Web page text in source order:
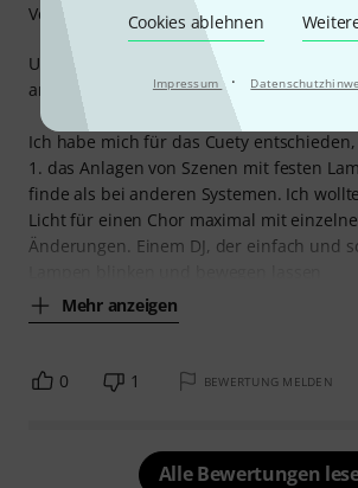
Cookies ablehnen
Impressum ·
Umfang und Aufbau der App kann man
anschauen.
Ich habe mich für das Cuety
1. das Anlagen von Szenen mit festen
finde als bei anderen Systemen. Ich
Licht für einen Chor maximal mit
Änderungen. Einem DJ, der einfach und
Mehr anzeigen
Verarbeitung
0 1 BEWERTUNG MELDEN
Alle Bewertungen